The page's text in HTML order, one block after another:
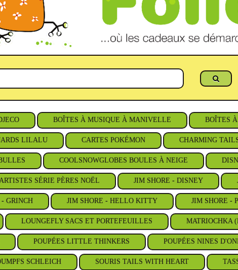
BOÎTES À MUSIQUE À MANIVELLE BOÎTES
LILALU CARTES POKÉMON CHARMING
COOLSNOWGLOBES BOULES À NEIGE
SÉRIE PÈRES NOËL JIM SHORE - DISNEY
- GRINCH JIM SHORE - HELLO KITTY JIM SHORE -
LOUNGEFLY SACS ET PORTEFEUILLES MATRIOCHKA
POUPÉES LITTLE THINKERS POUPÉES NINES
SCHLEICH SOURIS TAILS WITH HEART